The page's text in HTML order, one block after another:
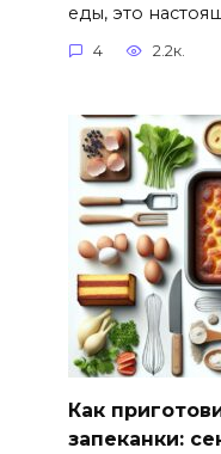
еды, это
4 2.2к.
Как
запеканки: